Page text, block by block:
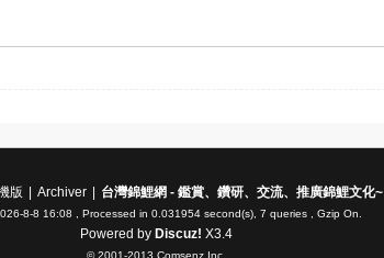
版 Archiver 台灣錦鯉網 - 鑑賞、鑽研、交流、推廣錦鯉文化~
8-8 16:08 , Processed in 0.031954 second(s), 7 queries , Gzip On.
Powered by Discuz! X3.4
© 2001-2013 Comsenz Inc.